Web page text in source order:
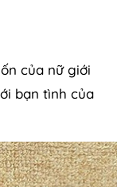
của nữ giới
bạn tình của